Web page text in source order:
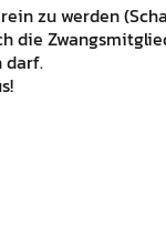
zu werden
die
darf.